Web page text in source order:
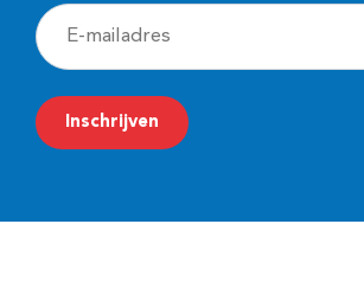
E
-
m
a
Inschrijven